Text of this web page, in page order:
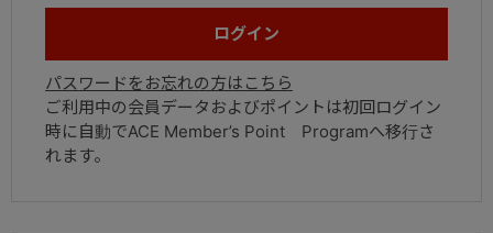
パスワードをお忘れの方はこちら
ご利用中の会員データおよびポイントは初回ログイン
時に自動でACE Member’s Point Programへ移行さ
れます。